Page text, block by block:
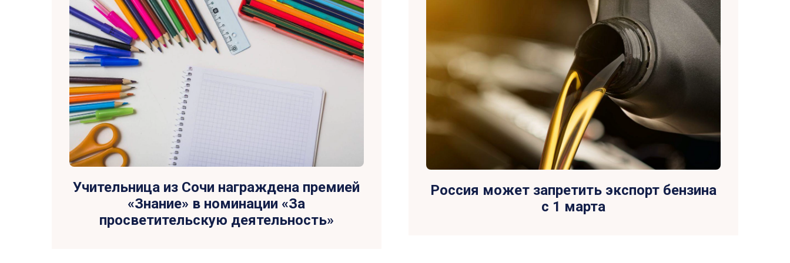
Учительница из Сочи награждена премией
«Знание» в номинации «За
просветительскую деятельность»
Россия может запретить экспорт бензина
с 1 марта